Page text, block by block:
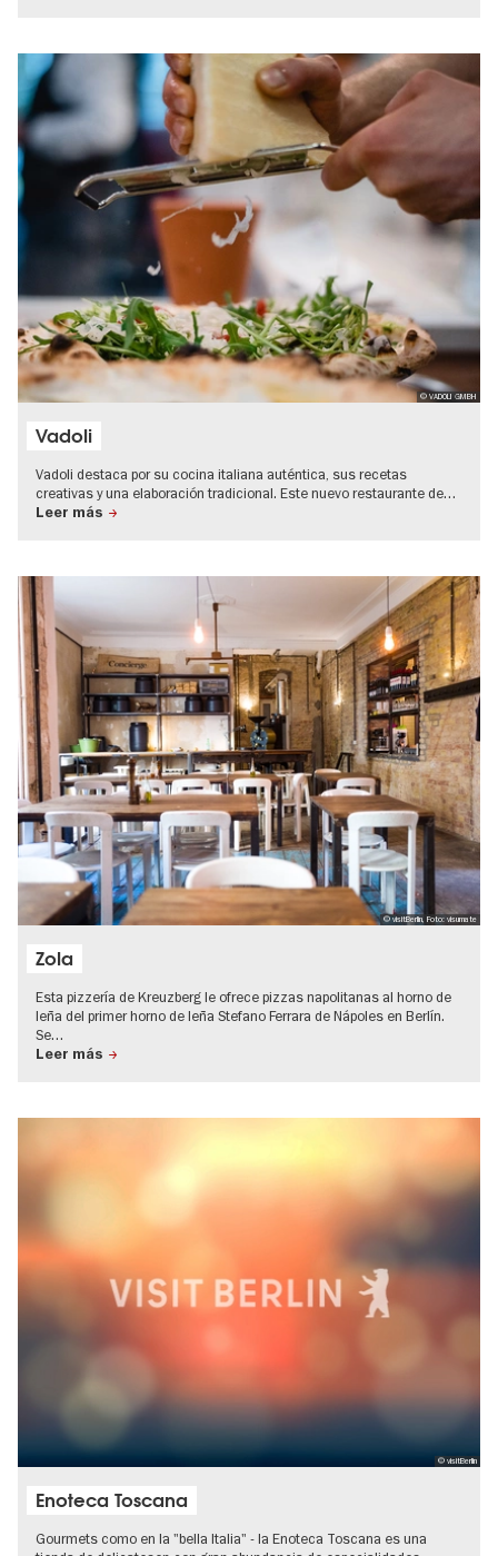
© VADOLI GMBH
Vadoli
Vadoli destaca por su cocina italiana auténtica, sus recetas
creativas y una elaboración tradicional. Este nuevo restaurante de…
Leer más
© visitBerlin, Foto: visumate
Zola
Esta pizzería de Kreuzberg le ofrece pizzas napolitanas al horno de
leña del primer horno de leña Stefano Ferrara de Nápoles en Berlín.
Se…
Leer más
© visitBerlin
Enoteca Toscana
Gourmets como en la "bella Italia" - la Enoteca Toscana es una